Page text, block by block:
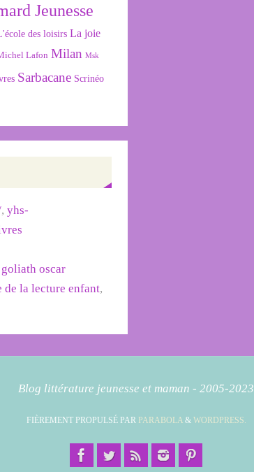
Jeunesse
des loisirs La joie
Lafon Milan Msk
Sarbacane Scrinéo
,yhs-
oscar
de la lecture enfant,
Blog littérature jeunesse et maman - 2005-2023
FIÈREMENT PROPULSÉ PAR PARABOLA & WORDPRESS.